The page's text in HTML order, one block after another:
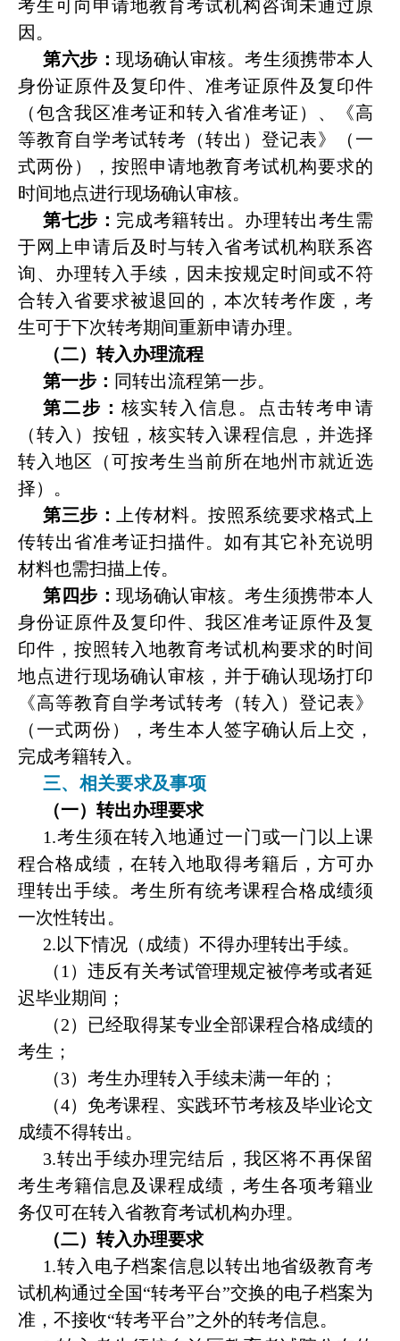
考生可向申请地教育考试机构咨询未通过原
因。
第六步：现场确认审核。考生须携带本人
身份证原件及复印件、准考证原件及复印件
（包含我区准考证和转入省准考证）、《高
等教育自学考试转考（转出）登记表》（一
式两份），按照申请地教育考试机构要求的
时间地点进行现场确认审核。
第七步： 完成考籍转出。办理转出考生需
于网上申请后及时与转入省考试机构联系咨
询、办理转入手续，因未按规定时间或不符
合转入省要求被退回的，本次转考作废，考
生可于下次转考期间重新申请办理。
（二）转入办理流程
第一步： 同转出流程第一步。
第二步： 核实转入信息。点击转考申请
（转入）按钮，核实转入课程信息，并选择
转入地区（可按考生当前所在地州市就近选
择）。
第三步：
上传材料。按照系统要求格式上
传转出省准考证扫描件。如有其它补充说明
材料也需扫描上传。
第四步：现场确认审核。考生须携带本人
身份证原件及复印件、我区准考证原件及复
印件，按照转入地教育考试机构要求的时间
地点进行现场确认审核，并于确认现场打印
《高等教育自学考试转考（转入）登记表》
（一式两份），考生本人签字确认后上交，
完成考籍转入。
三、相关要求及事项
（一）转出办理要求
1.考生须在转入地通过一门或一门以上课
程合格成绩，在转入地取得考籍后，方可办
理转出手续。考生所有统考课程合格成绩须
一次性转出。
2.以下情况（成绩）不得办理转出手续。
（1 ）违反有关考试管理规定被停考或者延
迟毕业期间；
（2）已经取得某专业全部课程合格成绩的
考生；
（3）考生办理转入手续未满一年的；
（4）免考课程、实践环节考核及毕业论文
成绩不得转出。
3.转出手续办理完结后，我区将不再保留
考生考籍信息及课程成绩，考生各项考籍业
务仅可在转入省教育考试机构办理。
（二）转入办理要求
1.转入电子档案信息以转出地省级教育考
试机构通过全国“转考平台”交换的电子档案为
准，不接收“转考平台”之外的转考信息。